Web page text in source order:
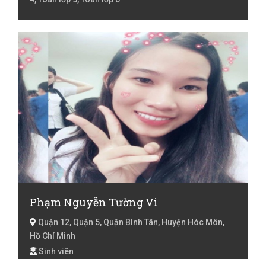
Phạm Nguyễn Tường Vi
Quận 12, Quận 5, Quận Bình Tân, Huyện Hóc Môn,
Hồ Chí Minh
Sinh viên